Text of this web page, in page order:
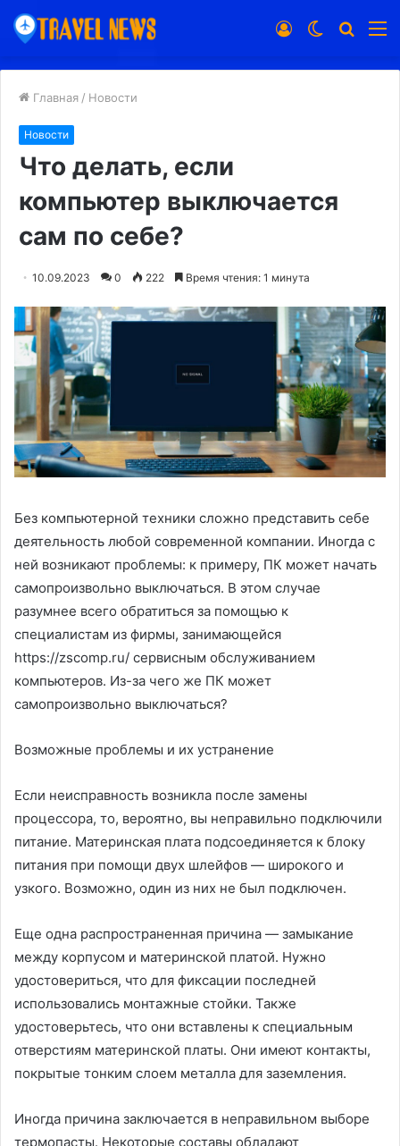
Switch
Войти
Главная / Новости
Новости
Что делать, если
компьютер выключается
сам по себе?
10.09.2023 0 222 Время чтения: 1 минута
Без компьютерной техники сложно представить себе
деятельность любой современной компании. Иногда с
ней возникают проблемы: к примеру, ПК может начать
самопроизвольно выключаться. В этом случае
разумнее всего обратиться за помощью к
специалистам из фирмы, занимающейся
https://zscomp.ru/ сервисным обслуживанием
компьютеров. Из-за чего же ПК может
самопроизвольно выключаться?
Возможные проблемы и их устранение
Если неисправность возникла после замены
процессора, то, вероятно, вы неправильно подключили
питание. Материнская плата подсоединяется к блоку
питания при помощи двух шлейфов — широкого и
узкого. Возможно, один из них не был подключен.
Еще одна распространенная причина — замыкание
между корпусом и материнской платой. Нужно
удостовериться, что для фиксации последней
использовались монтажные стойки. Также
удостоверьтесь, что они вставлены к специальным
отверстиям материнской платы. Они имеют контакты,
покрытые тонким слоем металла для заземления.
Иногда причина заключается в неправильном выборе
термопасты. Некоторые составы обладают